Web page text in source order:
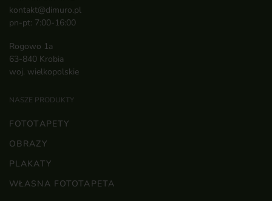
kontakt@dimuro.pl
pn-pt: 7:00-16:00
Rogowo 1a
63-840 Krobia
woj. wielkopolskie
NASZE PRODUKTY
FOTOTAPETY
OBRAZY
PLAKATY
WŁASNA FOTOTAPETA